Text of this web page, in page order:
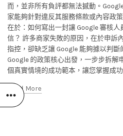
而，並非所有負評都無法撼動。
家能夠針對違反其服務條款或內容政
在於：如何寫出一封讓 Google 審核
信？ 許多商家失敗的原因，在於申訴
指控，卻缺乏讓 Google 能夠據以判
Google 的政策核心出發，一步步拆解
個真實情境的成功範本，讓您掌握成
Read More